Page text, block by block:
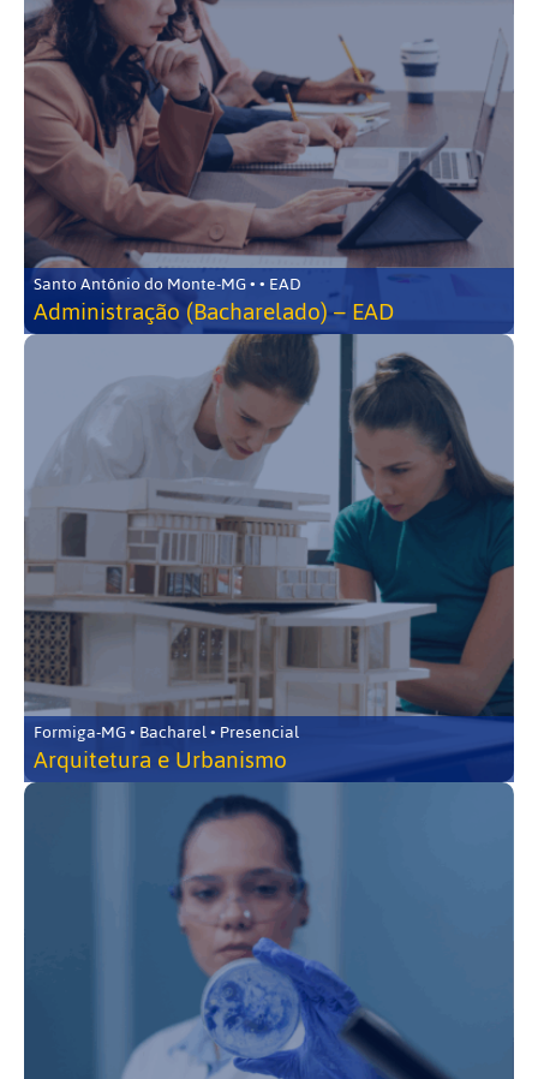
Santo Antônio do Monte-MG • • EAD
Administração (Bacharelado) – EAD
Formiga-MG • Bacharel • Presencial
Arquitetura e Urbanismo